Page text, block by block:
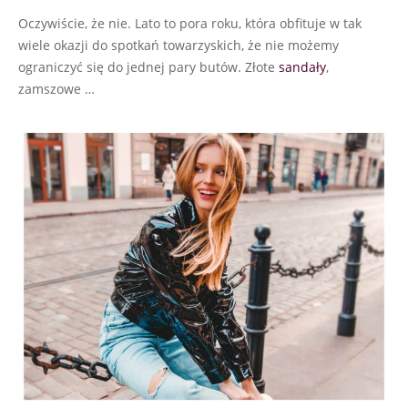
Oczywiście, że nie. Lato to pora roku, która obfituje w tak
wiele okazji do spotkań towarzyskich, że nie możemy
ograniczyć się do jednej pary butów. Złote sandały,
zamszowe …